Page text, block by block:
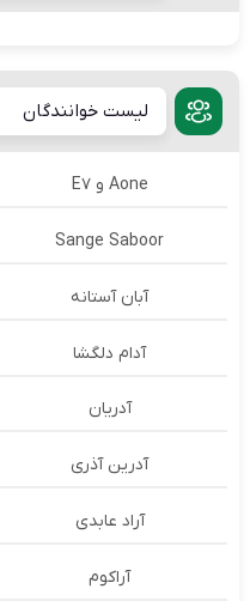
لیست خوانندگان
Aone و E7
Sange Saboor
آبان آستانه
آدام دلگشا
آدریان
آدرین آذری
آراد عابدی
آراکوم